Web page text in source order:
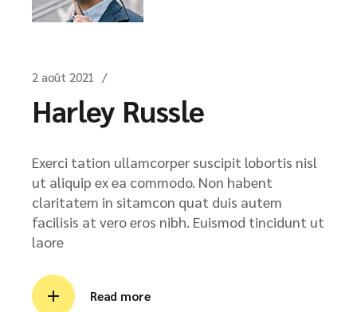
2 août 2021
Harley Russle
Exerci tation ullamcorper suscipit lobortis nisl
ut aliquip ex ea commodo. Non habent
claritatem in sitamcon quat duis autem
facilisis at vero eros nibh. Euismod tincidunt ut
laore
Read more